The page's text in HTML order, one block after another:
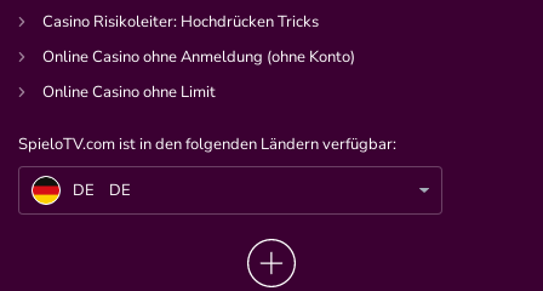
Casino Risikoleiter: Hochdrücken Tricks
Online Casino ohne Anmeldung (ohne Konto)
Online Casino ohne Limit
SpieloTV.com ist in den folgenden Ländern verfügbar:
DE
DE